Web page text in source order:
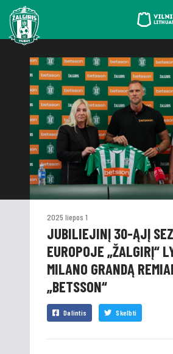
2025 liepos 1
JUBILIEJINĮ 30-ĄJĮ
EUROPOJE „ŽALGIRĮ“
MILANO GRANDĄ
„BETSSON“
Dalintis Skelbti